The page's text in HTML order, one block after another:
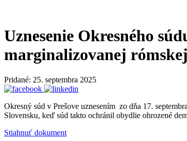
Uznesenie Okresného
marginalizovanej
Pridané: 25. septembra 2025
Okresný súd v Prešove uznesením zo dňa 17.
Slovensku, keď súd takto ochránil obydlie ohrozené
Stiahnuť dokument